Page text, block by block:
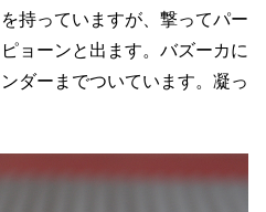
持っていますが、撃ってパー
ョーンと出ます。バズーカに
ダーまでついています。凝っ